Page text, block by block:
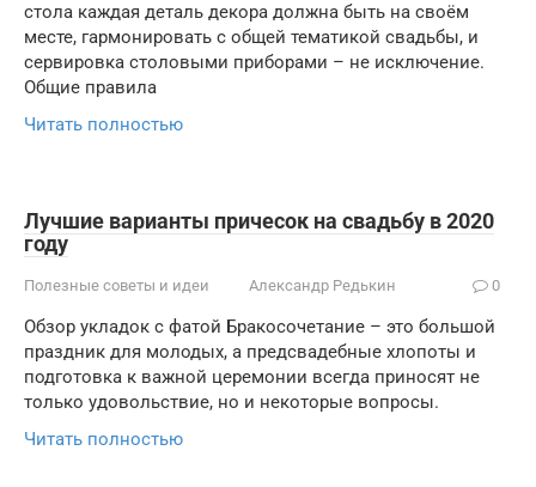
стола каждая деталь декора должна быть на своём
месте, гармонировать с общей тематикой свадьбы, и
сервировка столовыми приборами – не исключение.
Общие правила
Читать полностью
Лучшие варианты причесок на свадьбу в 2020
году
Полезные советы и идеи Александр Редькин 0
Обзор укладок с фатой Бракосочетание – это большой
праздник для молодых, а предсвадебные хлопоты и
подготовка к важной церемонии всегда приносят не
только удовольствие, но и некоторые вопросы.
Читать полностью